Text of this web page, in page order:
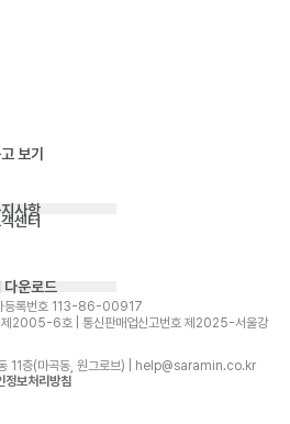
보기
사항
센터
다운로드
등록번호 113-86-00917
제2005-6호 | 통신판매업신고번호 제2025-서울강
11층(마곡동, 원그로브) | help@saramin.co.kr
정보처리방침